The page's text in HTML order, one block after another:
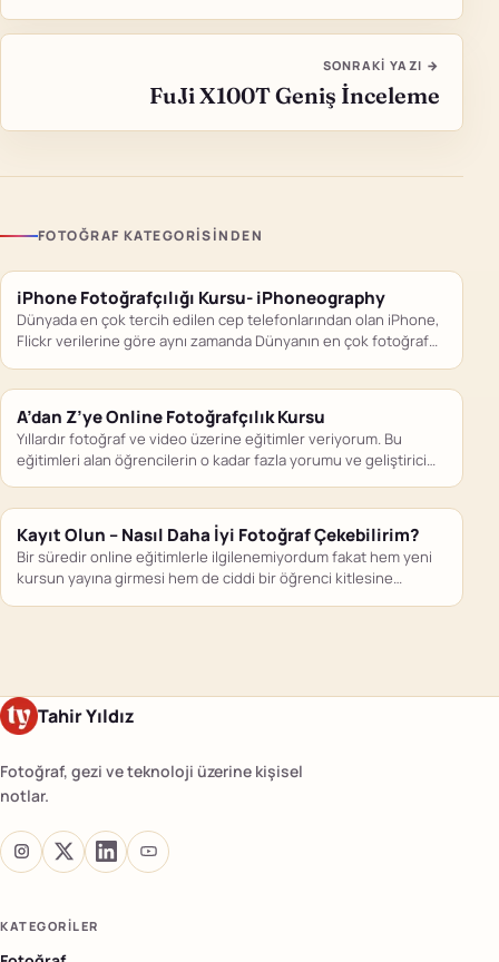
SONRAKI YAZI →
FuJi X100T Geniş İnceleme
FOTOĞRAF KATEGORISINDEN
iPhone Fotoğrafçılığı Kursu- iPhoneography
Dünyada en çok tercih edilen cep telefonlarından olan iPhone,
Flickr verilerine göre aynı zamanda Dünyanın en çok fotoğraf…
A’dan Z’ye Online Fotoğrafçılık Kursu
Yıllardır fotoğraf ve video üzerine eğitimler veriyorum. Bu
eğitimleri alan öğrencilerin o kadar fazla yorumu ve geliştirici
Kayıt Olun – Nasıl Daha İyi Fotoğraf Çekebilirim?
Bir süredir online eğitimlerle ilgilenemiyordum fakat hem yeni
kursun yayına girmesi hem de ciddi bir öğrenci kitlesine
Tahir Yıldız
Fotoğraf, gezi ve teknoloji üzerine kişisel
notlar.
KATEGORILER